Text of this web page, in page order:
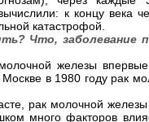
к концу века
катастрофой.
Что, заболевание
железы
в 1980 году рак
рак молочной
много факторов